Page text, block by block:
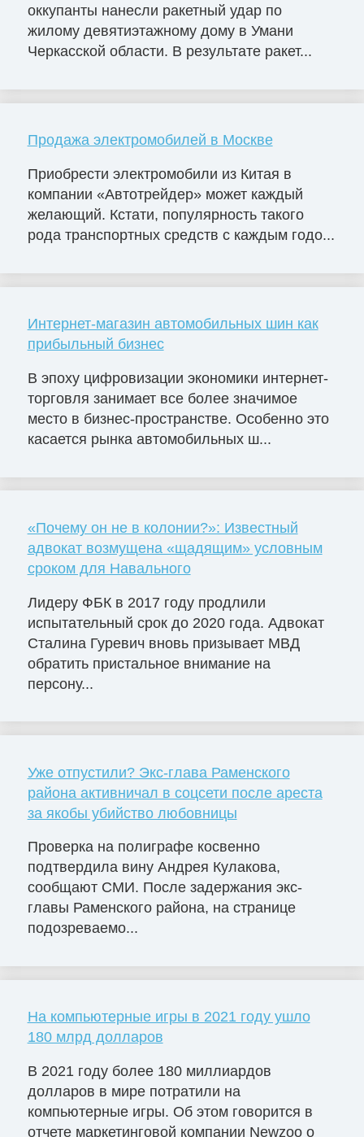
оккупанты нанесли ракетный удар по
жилому девятиэтажному дому в Умани
Черкасской области. В результате ракет...
Продажа электромобилей в Москве
Приобрести электромобили из Китая в
компании «Автотрейдер» может каждый
желающий. Кстати, популярность такого
рода транспортных средств с каждым годо...
Интернет-магазин автомобильных шин как
прибыльный бизнес
В эпоху цифровизации экономики интернет-
торговля занимает все более значимое
место в бизнес-пространстве. Особенно это
касается рынка автомобильных ш...
«Почему он не в колонии?»: Известный
адвокат возмущена «щадящим» условным
сроком для Навального
Лидеру ФБК в 2017 году продлили
испытательный срок до 2020 года. Адвокат
Сталина Гуревич вновь призывает МВД
обратить пристальное внимание на
персону...
Уже отпустили? Экс-глава Раменского
района активничал в соцсети после ареста
за якобы убийство любовницы
Проверка на полиграфе косвенно
подтвердила вину Андрея Кулакова,
сообщают СМИ. После задержания экс-
главы Раменского района, на странице
подозреваемо...
На компьютерные игры в 2021 году ушло
180 млрд долларов
В 2021 году более 180 миллиардов
долларов в мире потратили на
компьютерные игры. Об этом говорится в
отчете маркетинговой компании Newzoo о